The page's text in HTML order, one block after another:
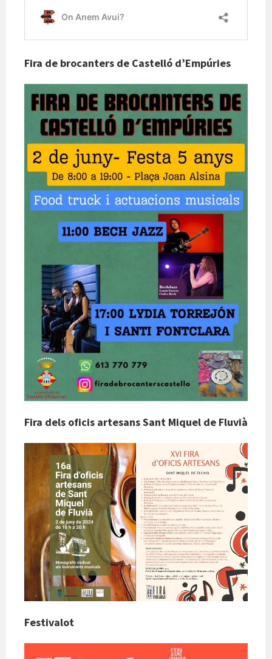
Fira de brocanters de Castelló d’Empúries
Fira dels oficis artesans Sant Miquel de Fluvià
Festivalot